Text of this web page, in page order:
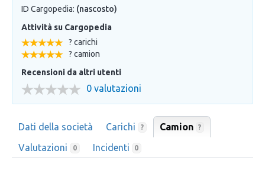
ID Cargopedia: (nascosto)
Attività su Cargopedia
? carichi
? camion
Recensioni da altri utenti
0 valutazioni
Dati della società Carichi ? Camion ?
Valutazioni 0 Incidenti 0